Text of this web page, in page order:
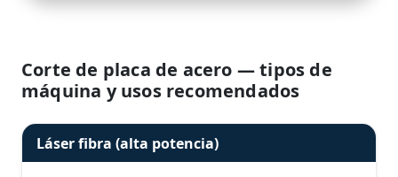
Corte de placa de acero — tipos de
máquina y usos recomendados
Láser fibra (alta potencia)